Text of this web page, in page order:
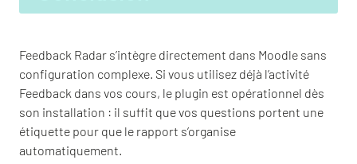
Feedback Radar s’intègre directement dans Moodle sans
configuration complexe. Si vous utilisez déjà l’activité
Feedback dans vos cours, le plugin est opérationnel dès
son installation : il suffit que vos questions portent une
étiquette pour que le rapport s’organise
automatiquement.